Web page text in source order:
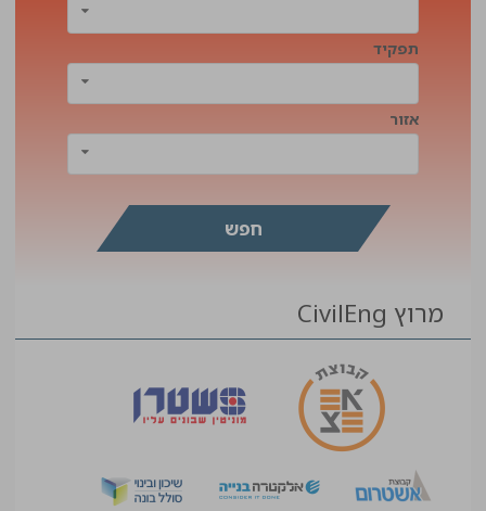
תפקיד
אזור
מרוץ CivilEng